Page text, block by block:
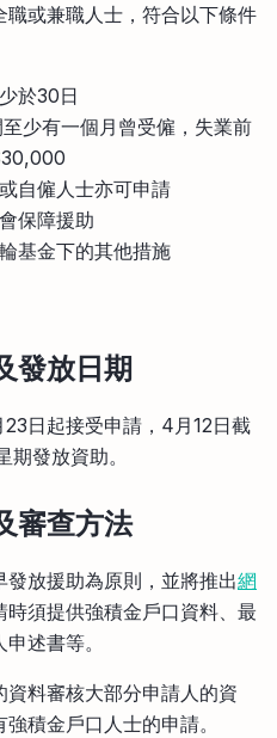
或兼職人士，符合以下條件
於30日
少有一個月曾受僱，失業前
自僱人士亦可申請
保障援助
基金下的其他措施
發放日期
日起接受申請，4月12日截
發放資助。
審查方法
放援助為原則，並將推出網
時須提供強積金戶口資料、最
述書等。
料審核大部分申請人的資
積金戶口人士的申請。